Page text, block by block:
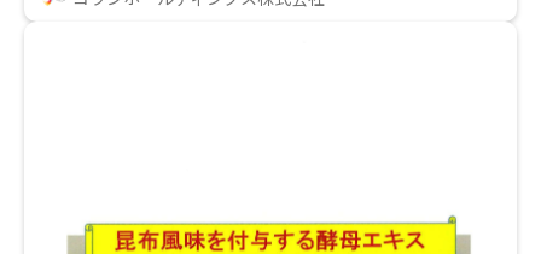
用、ノンカフェインで毎日安心してお召し上がりいた